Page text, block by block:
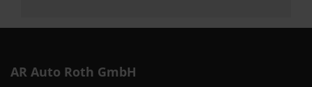
AR Auto Roth GmbH